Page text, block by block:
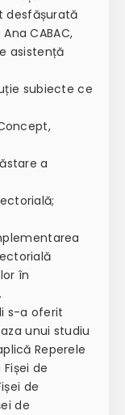
desfășurată
CABAC,
asistență
subiecte ce
a
în
s-a oferit
unui studiu
Reperele
de
de
de